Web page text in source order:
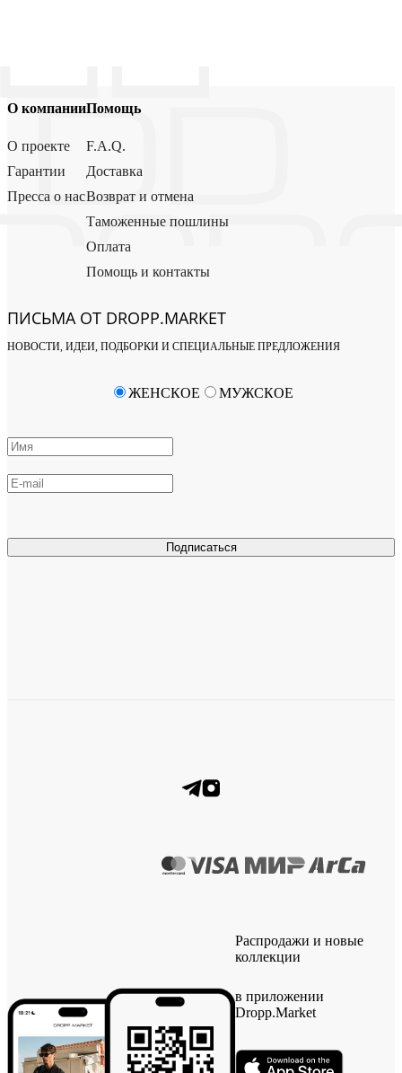
О компании
О проекте
Гарантии
Пресса о нас
Помощь
F.A.Q.
Доставка
Возврат и отмена
Таможенные пошлины
Оплата
Помощь и контакты
ПИСЬМА ОТ DROPP.MARKET
НОВОСТИ, ИДЕИ, ПОДБОРКИ И СПЕЦИАЛЬНЫЕ ПРЕДЛОЖЕНИЯ
Подписаться
ЖЕНСКОЕ МУЖСКОЕ
Распродажи и новые
коллекции
в приложении
Dropp.Market